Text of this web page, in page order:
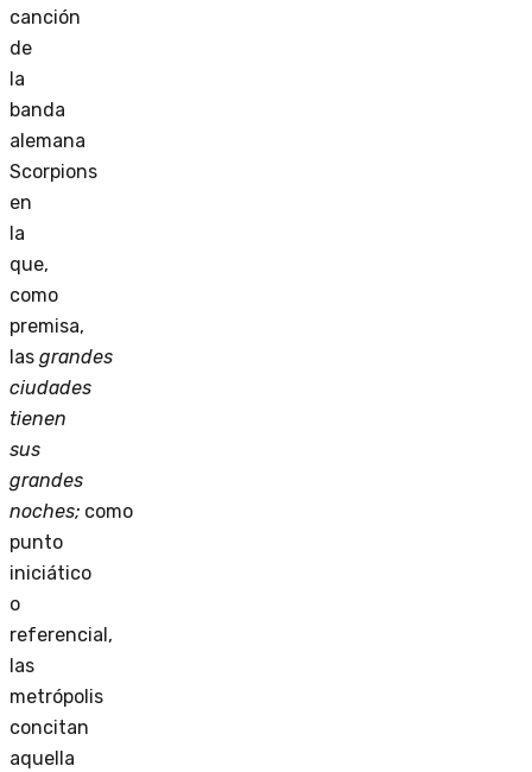
canción
de
la
banda
alemana
Scorpions
en
la
que,
como
premisa,
las grandes
ciudades
tienen
sus
grandes
noches; como
punto
iniciático
o
referencial,
las
metrópolis
concitan
aquella